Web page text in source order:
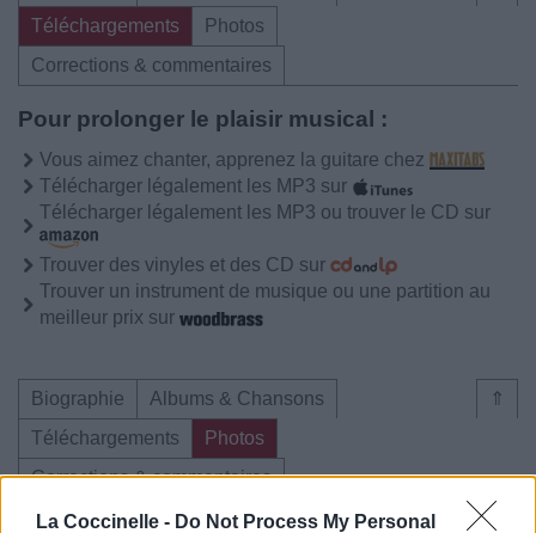
La Coccinelle - Do Not Process My Personal
Téléchargements
Photos
Corrections & commentaires
Pour prolonger le plaisir musical :
Vous aimez chanter, apprenez la guitare chez
Télécharger légalement les MP3 sur
Télécharger légalement les MP3 ou trouver le CD sur
Trouver des vinyles et des CD sur
Trouver un instrument de musique ou une partition au
meilleur prix sur
⇑
Biographie
Albums & Chansons
Téléchargements
Photos
Corrections & commentaires